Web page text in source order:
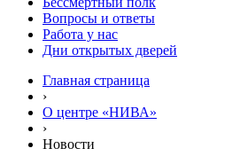
Вопросы и ответы
Работа у нас
Дни открытых дверей
Главная страница
›
О центре «НИВА»
›
Новости